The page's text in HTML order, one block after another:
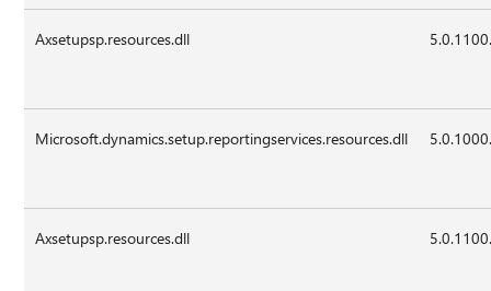
Axsetupsp.resources.dll
Microsoft.dynamics.setup.reportingservices.resources.dll
Axsetupsp.resources.dll